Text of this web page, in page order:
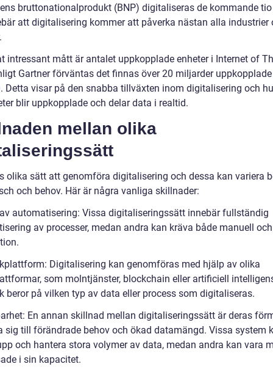
bruttonationalprodukt (BNP) digitaliseras de kommande tio
att digitalisering kommer att påverka nästan alla industrier
intressant mått är antalet uppkopplade enheter i Internet of
Gartner förväntas det finnas över 20 miljarder
Detta visar på den snabba tillväxten inom digitalisering och
blir uppkopplade och delar data i realtid.
mellan olika
olika sätt att genomföra digitalisering och dessa kan variera
och behov. Här är några vanliga skillnader:
automatisering: Vissa digitaliseringssätt innebär fullständig
av processer, medan andra kan kräva både manuell
Digitalisering kan genomföras med hjälp av olika
som molntjänster, blockchain eller artificiell
beror på vilken typ av data eller process som digitaliseras.
En annan skillnad mellan digitaliseringssätt är deras
sig till förändrade behov och ökad datamängd. Vissa system
och hantera stora volymer av data, medan andra kan vara
i sin kapacitet.